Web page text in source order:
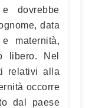
dovrebbe
data
maternità,
libero. Nel
relativi alla
occorre
dal paese